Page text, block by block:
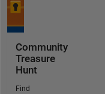
Community
Treasure
Hunt
Find